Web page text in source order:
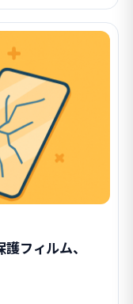
フィルム、